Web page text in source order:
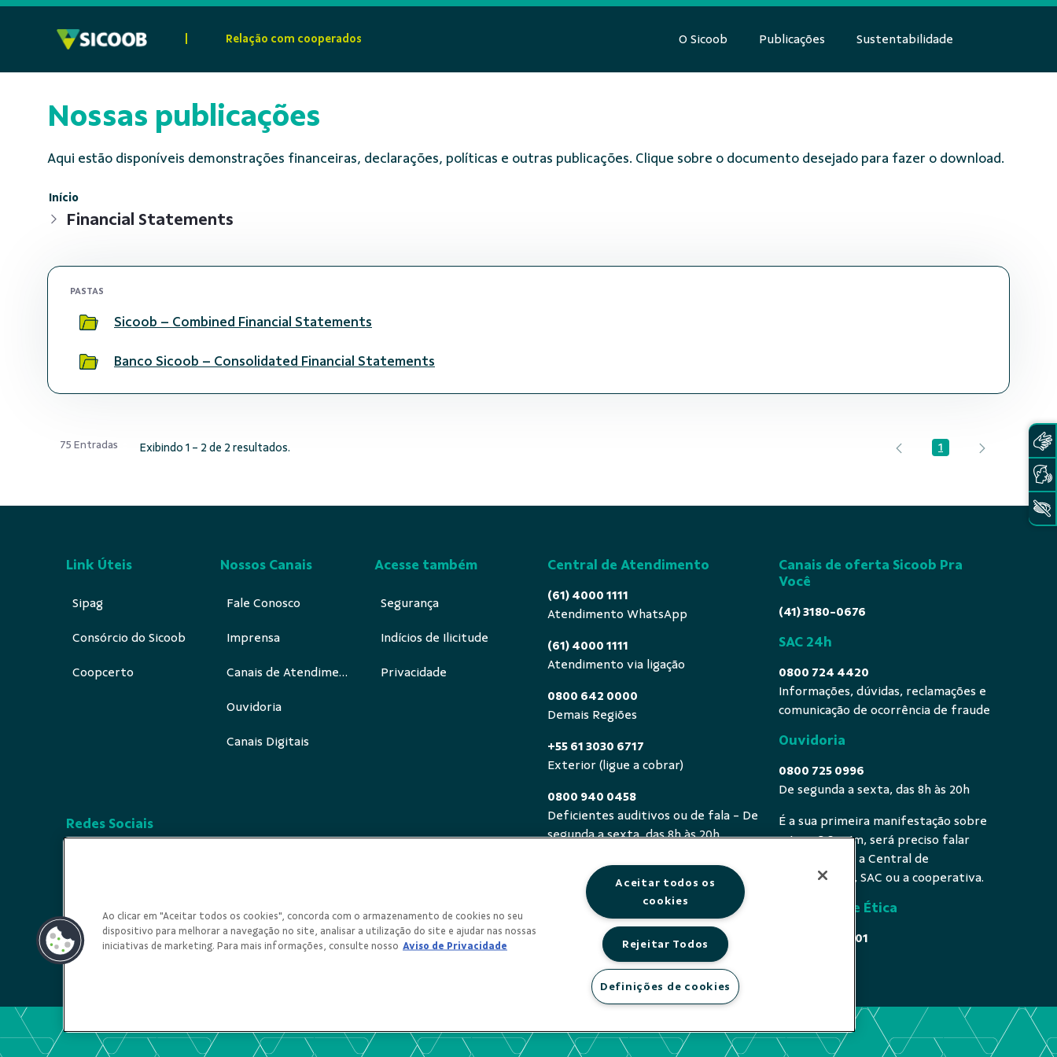
Relação com cooperados O Sicoob Publicações Sustentabilidade
Nossas publicações
Aqui estão disponíveis demonstrações financeiras, declarações, políticas e outras publicações. Clique sobre o documento desejado para fazer o download.
Início
Financial Statements
PASTAS
Sicoob – Combined Financial Statements
Banco Sicoob – Consolidated Financial Statements
75 Entradas Exibindo 1 - 2 de 2 resultados. Página
1
Link Úteis
Sipag
Consórcio do Sicoob
Coopcerto
Nossos Canais
Fale Conosco
Imprensa
Canais de Atendimento
Ouvidoria
Canais Digitais
Acesse também
Segurança
Indícios de Ilicitude
Privacidade
Redes Sociais
Central de Atendimento
(61) 4000 1111
Atendimento WhatsApp
(61) 4000 1111
Atendimento via ligação
0800 642 0000
Demais Regiões
+55 61 3030 6717
Exterior (ligue a cobrar)
0800 940 0458
Deficientes auditivos ou de fala - De
segunda a sexta, das 8h às 20h
Canais de oferta Sicoob Pra
Você
(41) 3180-0676
SAC 24h
0800 724 4420
Informações, dúvidas, reclamações e
comunicação de ocorrência de fraude
Ouvidoria
0800 725 0996
De segunda a sexta, das 8h às 20h
É a sua primeira manifestação sobre
o tema? Se sim, será preciso falar
primeiro com a Central de
Atendimento, SAC ou a cooperativa.
Comissão de Ética
0800 646 4001
Ao clicar em "Aceitar todos os cookies", concorda com o armazenamento de cookies no seu
dispositivo para melhorar a navegação no site, analisar a utilização do site e ajudar nas nossas
iniciativas de marketing. Para mais informações, consulte nosso Aviso de Privacidade
Aceitar todos os
cookies
Rejeitar Todos
Definições de cookies